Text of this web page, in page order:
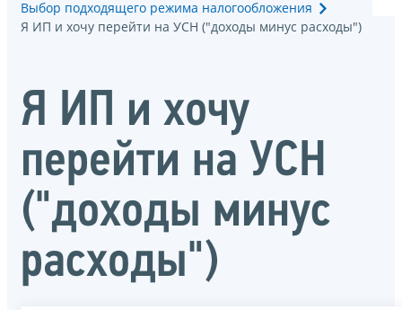
Выбор подходящего режима налогообложения
Я ИП и хочу перейти на УСН ("доходы минус расходы")
Я ИП и хочу
перейти на УСН
("доходы минус
расходы")